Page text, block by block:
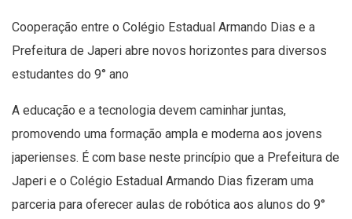
Cooperação entre o Colégio Estadual Armando Dias e a
Prefeitura de Japeri abre novos horizontes para diversos
estudantes do 9° ano
A educação e a tecnologia devem caminhar juntas,
promovendo uma formação ampla e moderna aos jovens
japerienses. É com base neste princípio que a Prefeitura de
Japeri e o Colégio Estadual Armando Dias fizeram uma
parceria para oferecer aulas de robótica aos alunos do 9°